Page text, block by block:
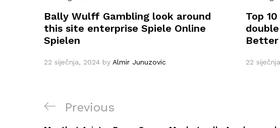
Bally Wulff Gambling look around
this site enterprise Spiele Online
Spielen
22 siječnja, 2024 by Almir Junuzovic
Top
Better
22
Navigacija
objava
Previous
Previous